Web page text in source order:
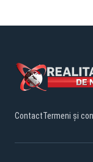
ContactTermeni și